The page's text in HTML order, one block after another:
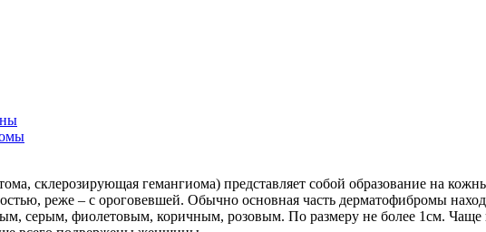
склерозирующая гемангиома) представляет собой образование на
реже – с ороговевшей. Обычно основная часть дерматофибромы
серым, фиолетовым, коричным, розовым. По размеру не более 1см. Чаще